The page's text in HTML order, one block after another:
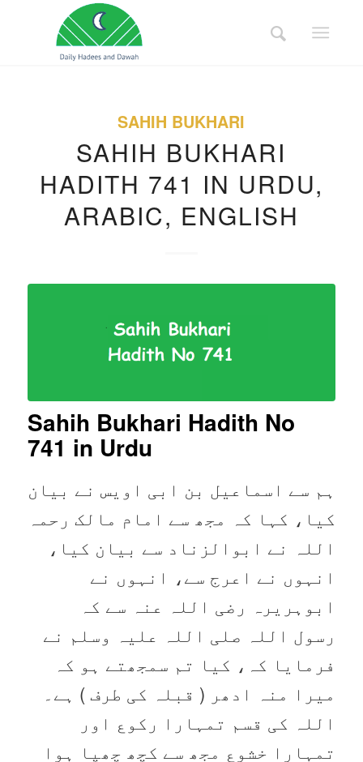
SAHIH BUKHARI
SAHIH BUKHARI
HADITH 741 IN URDU,
ARABIC, ENGLISH
Sahih Bukhari Hadith No
741 in Urdu
ہم سے اسماعیل بن ابی اویس نے بیان
کیا، کہا کہ مجھ سے امام مالک رحمہ
اللہ نے ابوالزناد سے بیان کیا،
انہوں نے اعرج سے، انہوں نے
ابوہریرہ رضی اللہ عنہ سے کہ
رسول اللہ صلی اللہ علیہ وسلم نے
فرمایا کہ، کیا تم سمجھتے ہو کہ
میرا منہ ادھر ( قبلہ کی طرف ) ہے۔
اللہ کی قسم تمہارا رکوع اور
تمہارا خشوع مجھ سے کچھ چھپا ہوا